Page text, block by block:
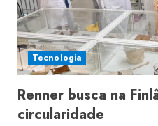
i
n
g
Tecnologia
Renner busca na
circularidade